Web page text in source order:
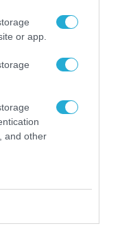
or app.
and other
ανάρτηση